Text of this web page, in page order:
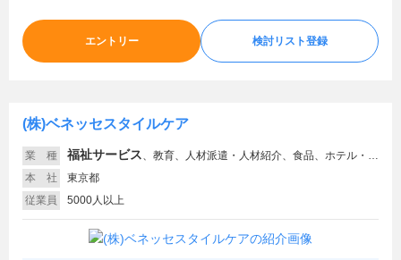
エントリー 検討リスト登録
(株)ベネッセスタイルケア
業 種 福祉サービス、 教育、人材派遣・人材紹介、食品、ホテル・旅館
本 社
東京都
従業員
5000人以上